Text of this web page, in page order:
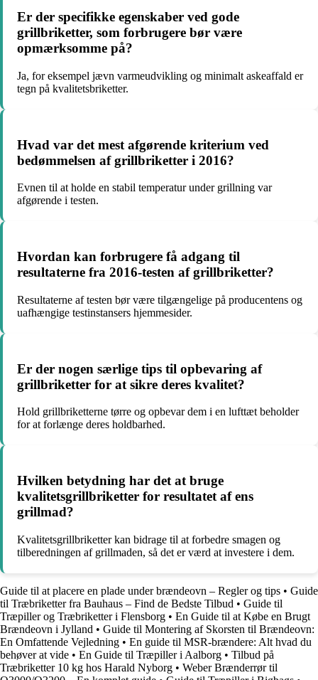
Er der specifikke egenskaber ved gode
grillbriketter, som forbrugere bør være
opmærksomme på?
Ja, for eksempel jævn varmeudvikling og minimalt askeaffald er
tegn på kvalitetsbriketter.
Hvad var det mest afgørende kriterium ved
bedømmelsen af grillbriketter i 2016?
Evnen til at holde en stabil temperatur under grillning var
afgørende i testen.
Hvordan kan forbrugere få adgang til
resultaterne fra 2016-testen af grillbriketter?
Resultaterne af testen bør være tilgængelige på producentens og
uafhængige testinstansers hjemmesider.
Er der nogen særlige tips til opbevaring af
grillbriketter for at sikre deres kvalitet?
Hold grillbriketterne tørre og opbevar dem i en lufttæt beholder
for at forlænge deres holdbarhed.
Hvilken betydning har det at bruge
kvalitetsgrillbriketter for resultatet af ens
grillmad?
Kvalitetsgrillbriketter kan bidrage til at forbedre smagen og
tilberedningen af grillmaden, så det er værd at investere i dem.
Guide til at placere en plade under brændeovn – Regler og tips • Guide
til Træbriketter fra Bauhaus – Find de Bedste Tilbud • Guide til
Træpiller og Træbriketter i Flensborg • En Guide til at Købe en Brugt
Brændeovn i Jylland • Guide til Montering af Skorsten til Brændeovn:
En Omfattende Vejledning • En guide til MSR-brændere: Alt hvad du
behøver at vide • En Guide til Træpiller i Aalborg • Tilbud på
Træbriketter 10 kg hos Harald Nyborg • Weber Brænderrør til